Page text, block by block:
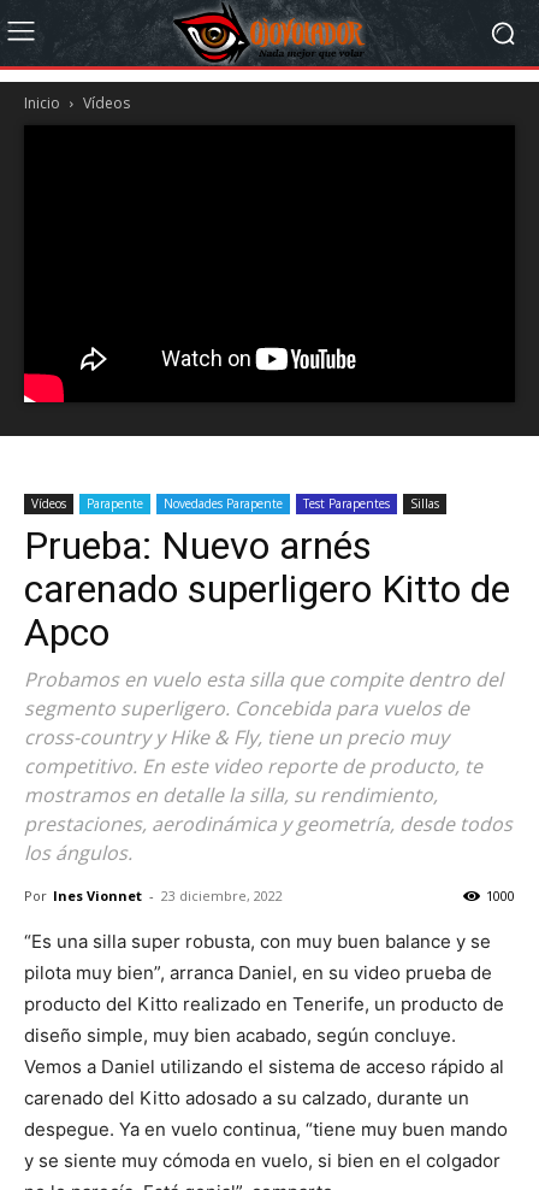
Inicio Vídeos
Vídeos Parapente Novedades Parapente Test Parapentes Sillas
Prueba: Nuevo arnés
carenado superligero Kitto de
Apco
Probamos en vuelo esta silla que compite dentro del
segmento superligero. Concebida para vuelos de
cross-country y Hike & Fly, tiene un precio muy
competitivo. En este video reporte de producto, te
mostramos en detalle la silla, su rendimiento,
prestaciones, aerodinámica y geometría, desde todos
los ángulos.
Por Ines Vionnet - 23 diciembre, 2022 1000
“Es una silla super robusta, con muy buen balance y se
pilota muy bien”, arranca Daniel, en su video prueba de
producto del Kitto realizado en Tenerife, un producto de
diseño simple, muy bien acabado, según concluye.
Vemos a Daniel utilizando el sistema de acceso rápido al
carenado del Kitto adosado a su calzado, durante un
despegue. Ya en vuelo continua, “tiene muy buen mando
y se siente muy cómoda en vuelo, si bien en el colgador